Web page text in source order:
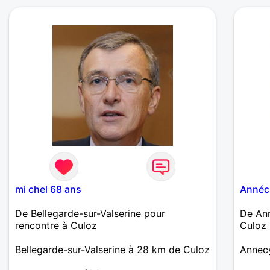
vais
par
petit
ma
vie,
de la
cette
l'avez
vie
mi chel 68 ans
De Bellegarde-sur-Valserine pour
rencontre à Culoz
Bellegarde-sur-Valserine à 28 km de Culoz
De
Culoz